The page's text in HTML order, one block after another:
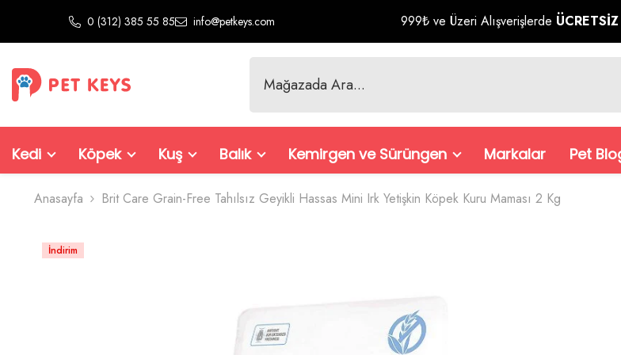
0 (312) 385 55 85 info@petkeys.com 999₺ ve Üzeri Alışverişlerde
Kedi Köpek Kuş Balık Kemirgen ve Sürüngen Markalar Pet
Anasayfa Brit Care Grain-Free Tahılsız Geyikli Hassas Mini Irk Yetişkin Köpek Kuru Maması 2 Kg
İndirim